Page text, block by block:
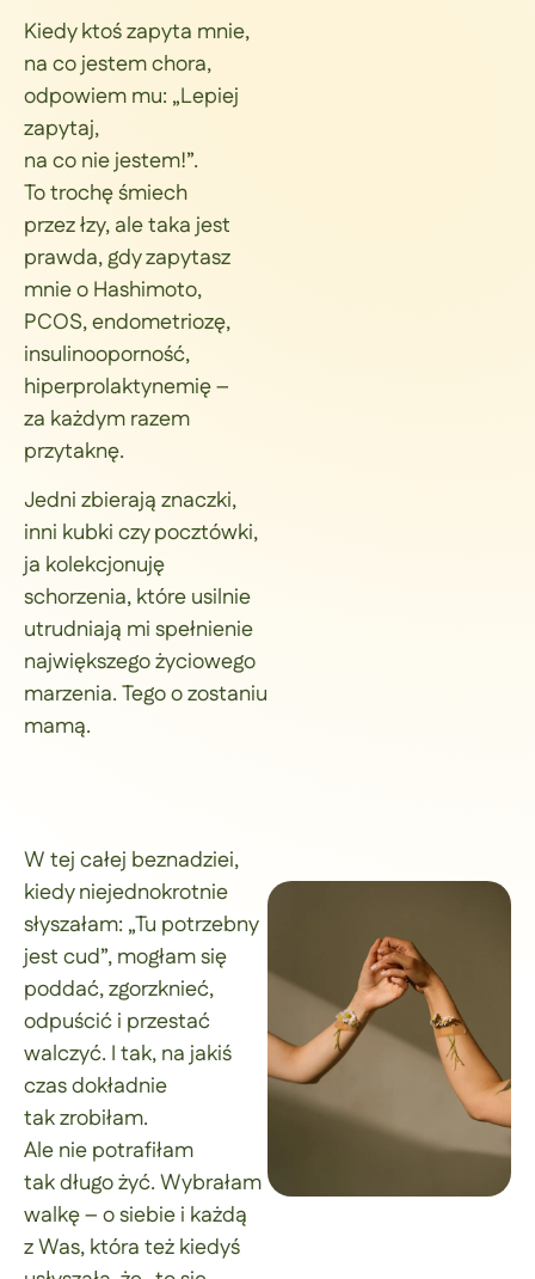
Kiedy ktoś zapyta mnie,
na co jestem chora,
odpowiem mu: „Lepiej
zapytaj,
na co nie jestem!”.
To trochę śmiech
przez łzy, ale taka jest
prawda, gdy zapytasz
mnie o Hashimoto,
PCOS, endometriozę,
insulinooporność,
hiperprolaktynemię –
za każdym razem
przytaknę.
Jedni zbierają znaczki,
inni kubki czy pocztówki,
ja kolekcjonuję
schorzenia, które usilnie
utrudniają mi spełnienie
największego życiowego
marzenia. Tego o zostaniu
mamą.
W tej całej beznadziei,
kiedy niejednokrotnie
słyszałam: „Tu potrzebny
jest cud”, mogłam się
poddać, zgorzknieć,
odpuścić i przestać
walczyć. I tak, na jakiś
czas dokładnie
tak zrobiłam.
Ale nie potrafiłam
tak długo żyć. Wybrałam
walkę – o siebie i każdą
z Was, która też kiedyś